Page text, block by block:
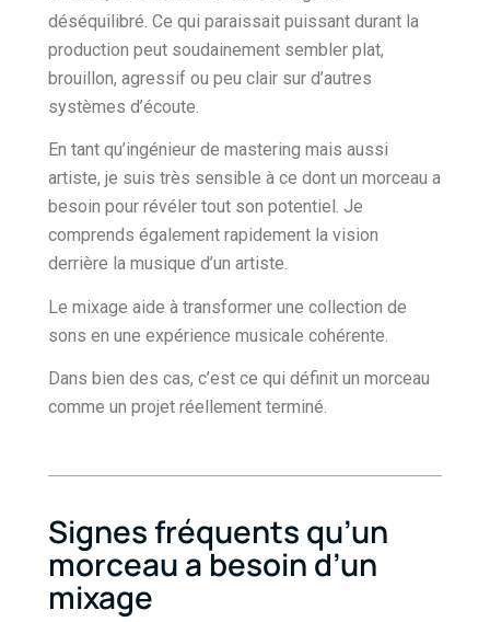
déséquilibré. Ce qui paraissait puissant durant la
production peut soudainement sembler plat,
brouillon, agressif ou peu clair sur d’autres
systèmes d’écoute.
En tant qu’ingénieur de mastering mais aussi
artiste, je suis très sensible à ce dont un morceau a
besoin pour révéler tout son potentiel. Je
comprends également rapidement la vision
derrière la musique d’un artiste.
Le mixage aide à transformer une collection de
sons en une expérience musicale cohérente.
Dans bien des cas, c’est ce qui définit un morceau
comme un projet réellement terminé.
Signes fréquents qu’un
morceau a besoin d’un
mixage